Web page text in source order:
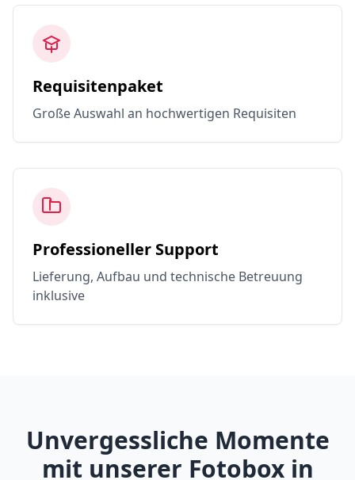
Requisitenpaket
Große Auswahl an hochwertigen Requisiten
Professioneller Support
Lieferung, Aufbau und technische Betreuung
inklusive
Unvergessliche Momente
mit unserer Fotobox in